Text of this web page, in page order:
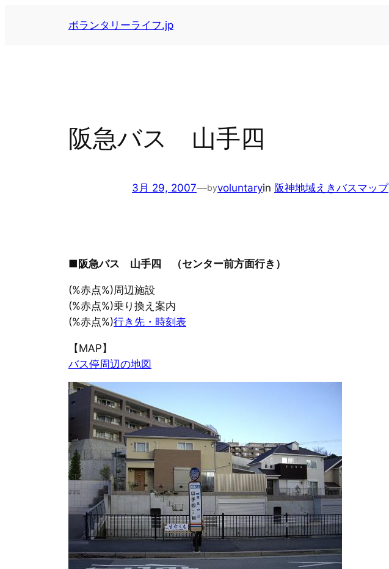
ボランタリーライフ.jp
阪急バス 山手四
3月 29, 2007—byvoluntaryin 阪神地域えきバスマップ
■阪急バス 山手四 （センター前方面行き）
(%赤点%)周辺施設
(%赤点%)乗り換え案内
(%赤点%)行き先・時刻表
【MAP】
バス停周辺の地図